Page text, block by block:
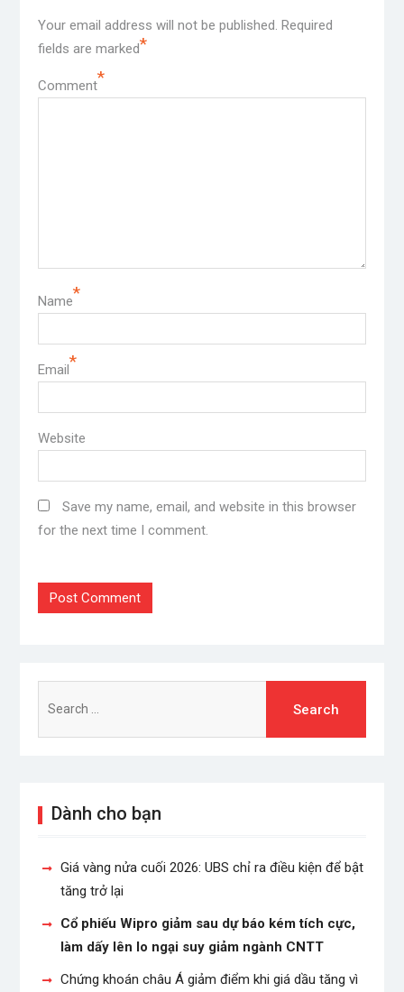
Your email address will not be published. Required
fields are marked*
Comment*
Name*
Email *
Website
Save my name, email, and website in this browser
for the next time I comment.
for:
Dành cho bạn
Giá vàng nửa cuối 2026: UBS chỉ ra điều kiện để bật
tăng trở lại
Cổ phiếu Wipro giảm sau dự báo kém tích cực,
làm dấy lên lo ngại suy giảm ngành CNTT
Chứng khoán châu Á giảm điểm khi giá dầu tăng vì